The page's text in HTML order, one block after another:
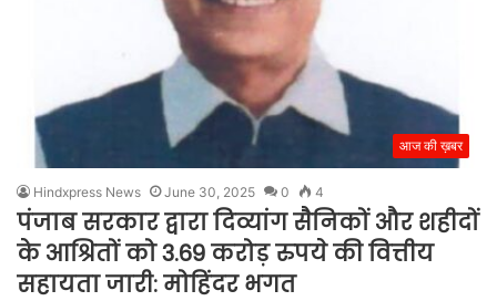
आज की ख़बर
Hindxpress News June 30, 2025 0 4
पंजाब सरकार द्वारा दिव्यांग सैनिकों और शहीदों
के आश्रितों को 3.69 करोड़ रुपये की वित्तीय
सहायता जारी: मोहिंदर भगत